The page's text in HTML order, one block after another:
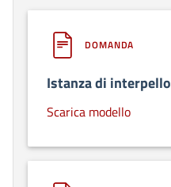
DOMANDA
Istanza di interpello
Scarica modello